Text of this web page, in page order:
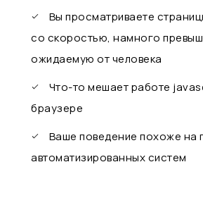
Вы просматриваете
со скоростью, намного
ожидаемую от человека
Что-то мешает работе
браузере
Ваше поведение похоже на
автоматизированных систем